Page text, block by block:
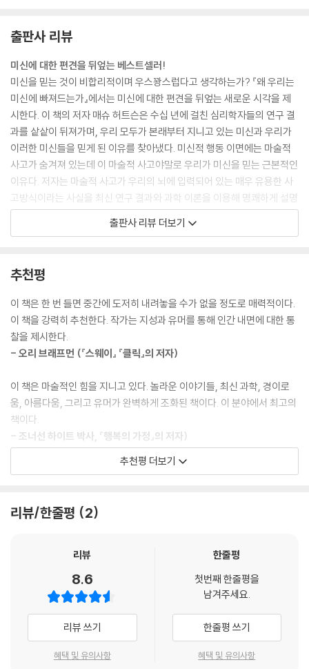
이해하고 통제할 수 없는 상황에서의 패턴 찾기
인생에는 별별 일이 다 일어난다
운명과 협상하며 지혜롭게 살아가기
나가며 인간은 생각하므로 미신을 믿는다
참고문헌
찾아보기
사람들은 본질을 물질이나 힘, 에너지로 정의한다. 또한 본질이 어떤 마술
적인 힘을 지니고 우리 주변에 널려 있다고 생각한다. 이러한 본질을 폴리
네시아에서는 ‘마나mana’, 중국에서는 ‘기氣’, 미국에서는 ‘느낌vibes’이
라고 표현한다. 각 문화권마다 개념이 조금씩 다르지만 보이지 않는 행운
이나 힘, 영적 본질이 있다는 믿음은 보편적으로 나타난다. 눈에 보이지 않
는 이러한 본질은 우리에게 어떤 말을 속삭여주거나 물건에 깃드는 것으로
여겨진다. 또한 마술적 사고와도 매우 깊은 연관성이 있다. 린드먼 박사와
동료들은 본질에 대한 믿음이 종교적ㆍ영적ㆍ초자연적 믿음은 물론 어떤
사건에는 나름의 목적이 있다는 믿음과 매우 깊은 관련이 있다는 사실을
발견했다.--- pp.61-62
사람들은 모두 어느 정도 주술적 믿음을 갖고 있다. 예를 들어 내가 당신의
히 당신은 어머니의 사진을 향해 다트를 꽂을 수 있겠는가? 물론 당혹스러
로 어머니가 부상을 당하는가? 이렇게 질문하면 모두들 이마를 찌푸리며
아니라고 대답할 것이다. 물론 이런 질문을 통해 누군가 마술적 사고를 하
는지 판단하는 것은 어려운 일이다. 왜냐하면 이런 질문에 대답할 때는 이
성적 판단이 먼저 들기 때문이다. 하지만 말이 아닌 행동을 살펴보면 비이
자신이 존경하는 사람과 히틀러의 사진을 꽂아놓고 다트를 던진다면 어느
쪽에 더 정확하게 맞히겠는가?--- p.78
때로 마술적 사고는 생명을 앗아갈 만큼 위험할 수도 있다. 1942년에 인류
학자 월터 캐넌Walter Cannon은 이렇게 말했다. “인류학자들과 세계 오
지에서 원시인들을 관찰했던 사람들의 기록에 따르면 주술, 마법 또는 흑
리카, 호주, 뉴질랜드, 태평양 섬 등에 사는 원주민들 사이에서는 ‘주술’로
인한 죽음이 실제로 보고된다.”캐넌 박사는 실제로 주술에 사람을 죽이는
는 인간의 몸에 ‘투쟁 도주 반응fight or fight response’을 일으킨다고
말했다. 이는 어떤 위험에 닥쳤을 때 아드레날린 분비가 늘어나서 혈관이
수축하며 혈액이 세포로 몰리는 것을 말한다. 그 결과 혈압이 극적으로 높
아지면 심장마비가 와서 실제로도 사망할 수 있다. 2002년에 〈미국 공중
보건 저널〉은 죽음에 대한 공포만으로 사망할 수 있다는 캐넌 박사의 이론
에 동의했으며, 스트레스 호르몬이 사망률을 높일 수 있다는 최근 연구 결
과 역시 이를 뒷받침했다. 어쨌든 주술로 인한 죽음은 실제로 가능한 일이
출판사 리뷰
미신에 대한 편견을 뒤엎는 베스트셀러!
미신을 믿는 것이 비합리적이며 우스꽝스럽다고 생각하는가? 『왜 우리는
미신에 빠져드는가』에서는 미신에 대한 편견을 뒤엎는 새로운 시각을 제
시한다. 이 책의 저자 매슈 허트슨은 수십 년에 걸친 심리학자들의 연구 결
과를 샅샅이 뒤져가며, 우리 모두가 본래부터 지니고 있는 미신과 우리가
이러한 미신들을 믿게 된 이유를 찾아냈다. 미신적 행동 이면에는 마술적
사고가 숨겨져 있는데 이 마술적 사고야말로 우리가 미신을 믿는 근본적인
이유다. 저자는 마술적 사고가 우리의 뇌에 입력되어 있는 매우 유용한 사
고방식이라는 사실을 최신 연구 결과와 과학 이론을 이용해 명쾌하게 설명
한다. 이 책을 읽으면 아무리 강경한 회의론자라도 자신이 마술적 사고를
한다는 사실을 인정할 수밖에 없을 것이다.
당신이 특별히 의미를 부여하는 물건도 있을 것이다. 이렇게 물건에 의미
를 부여하는 것이 바로 마술적 사고다. 세상에는 어떤 공평한 원칙이 있어
서 뿌린 대로 거둔다고 생각한다면 이것 또한 마술적 사고다. 어떤 일들은
결국 일어나게 되어 있다고 믿는 것도 마찬가지로 마술적 사고다. 그렇다
면 우리는 왜 이런 마술적 사고를 할까? 그 이유는 마술적 사고가 우리에게
것들이 없으면 우리는 세상을 살아나갈 수 없다. 세상을 살아가며 주변을
이해하고 통제하기 위해서는 과학을 기반으로 하는 사고를 해야 한다. 하
지만 과학으로 설명할 수 없는 것도 분명 존재한다. 때문에 마술적 사고에
대한 이해가 반드시 필요하다.
인간은 생각한다. 그러므로 마술적 사고를 한다!
우리가 매일 하는 생각과 행동 속에 생생하게 살아 있는 것은 물리적 지식
손길로 대변되는 마술적 사고다. 우리는 행운이 자신에게 있다고 믿기도
인 결과를 이끌어낸다. 생물학적인 자신은 사라지더라도 자신의 이름ㆍ정
체성ㆍ이념 같은 ‘상징적인 자신’은 계속 살아갈 것이라고 생각하는 상징
적 불멸성은 사후세계에 대한 믿음으로도 해소되지 않는 존재론적인 불안
감을 막아주는 역할을 한다. 그래서 인간은 자신이 언젠가는 죽는다는 사
실을 알면서도 두려움에 사로잡히지 않을 수 있다. 이렇게 마술적 사고는
현재 우리가 서 있는 세상을 깊이 이해할 수 있게 해주고, 의미 있게 살아갈
수 있도록 도와준다. 인간의 의식이 끝나지 않는 한 마술적 사고에서 벗어
출판사 리뷰 더보기
추천평
이 책은 한 번 들면 중간에 도저히 내려놓을 수가 없을 정도로 매력적이다.
이 책을 강력히 추천한다. 작가는 지성과 유머를 통해 인간 내면에 대한 통
찰을 제시한다.
- 오리 브래프먼 (『스웨이』 『클릭』의 저자)
이 책은 마술적인 힘을 지니고 있다. 놀라운 이야기들, 최신 과학, 경이로
움, 아름다움, 그리고 유머가 완벽하게 조화된 책이다. 이 분야에서 최고의
책이다.
- 조너선 하이트 박사, 『행복의 가정』의 저자)
저자는 확고한 회의론자와 합리주의자조차 마술적 사고를 한다는 사실을
- 샤론 베글리 (『달라이 라마, 마음이 뇌에게 묻다』의 저자)
저자는 합리적인 내용과 비합리적인 내용을 재치 있게 다루면서 미신과 마
잡혀 있다는 사실을 보여준다.
- 앨런 라이트먼 (박사, 『아인슈타인의 꿈』의 저자)
재미와 재치가 넘치는 이 책을 통해 작가는 이렇게 주장한다. “우리 모두는
마법의 힘을 믿는다. 이 사실을 인정하든 그렇지 않든 말이다.”
추천평 더보기
리뷰/한줄평 2
리뷰
8.6
리뷰 쓰기
혜택 및 유의사항
한줄평
첫번째 한줄평을
남겨주세요.
한줄평 쓰기
혜택 및 유의사항